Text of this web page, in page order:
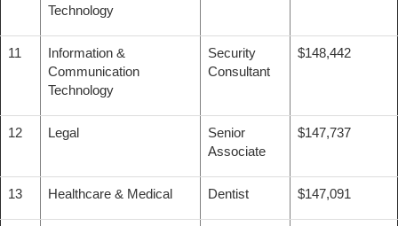
Technology
11
Information &
Communication
Technology
Security
Consultant
$148,442
12 Legal
Senior
Associate
$147,737
13 Healthcare & Medical Dentist $147,091